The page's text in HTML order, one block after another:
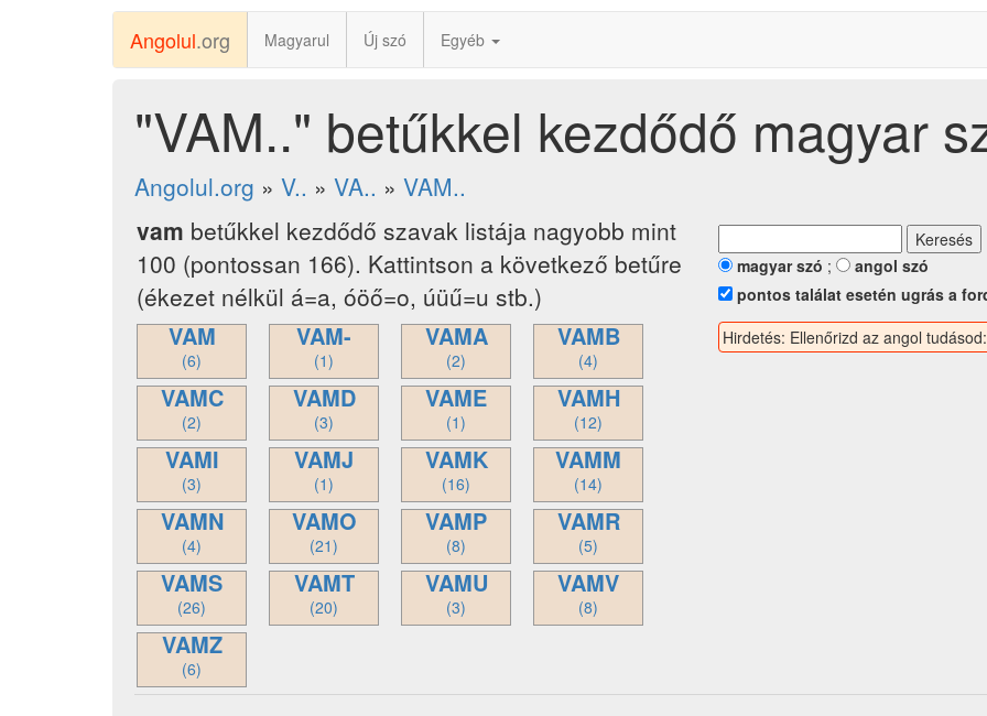
Angolul.org Magyarul Új szó Egyéb
"VAM.." betűkkel kezdődő magyar
Angolul.org » V.. » VA.. » VAM..
vam betűkkel kezdődő szavak listája nagyobb mint
100 (pontossan 166). Kattintson a következő betűre
(ékezet nélkül á=a, óöő=o, úüű=u stb.)
VAM
(6)
VAM-
(1)
VAMA
(2)
VAMB
(4)
VAMC
(2)
VAMD
(3)
VAME
(1)
VAMH
(12)
VAMI
(3)
VAMJ
(1)
VAMK
(16)
VAMM
(14)
VAMN
(4)
VAMO
(21)
VAMP
(8)
VAMR
(5)
VAMS
(26)
VAMT
(20)
VAMU
(3)
VAMV
(8)
VAMZ
(6)
magyar szó ;
angol szó
pontos találat esetén ugrás a
Hirdetés: Ellenőrizd az angol tudásod: